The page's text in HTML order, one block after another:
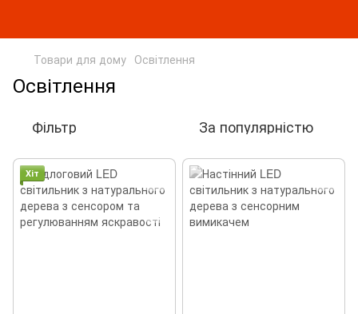
Товари для дому Освітлення
Освітлення
Фільтр За популярністю
Хіт